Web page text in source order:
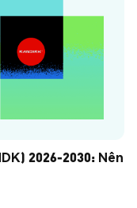
2026-2030: Nên